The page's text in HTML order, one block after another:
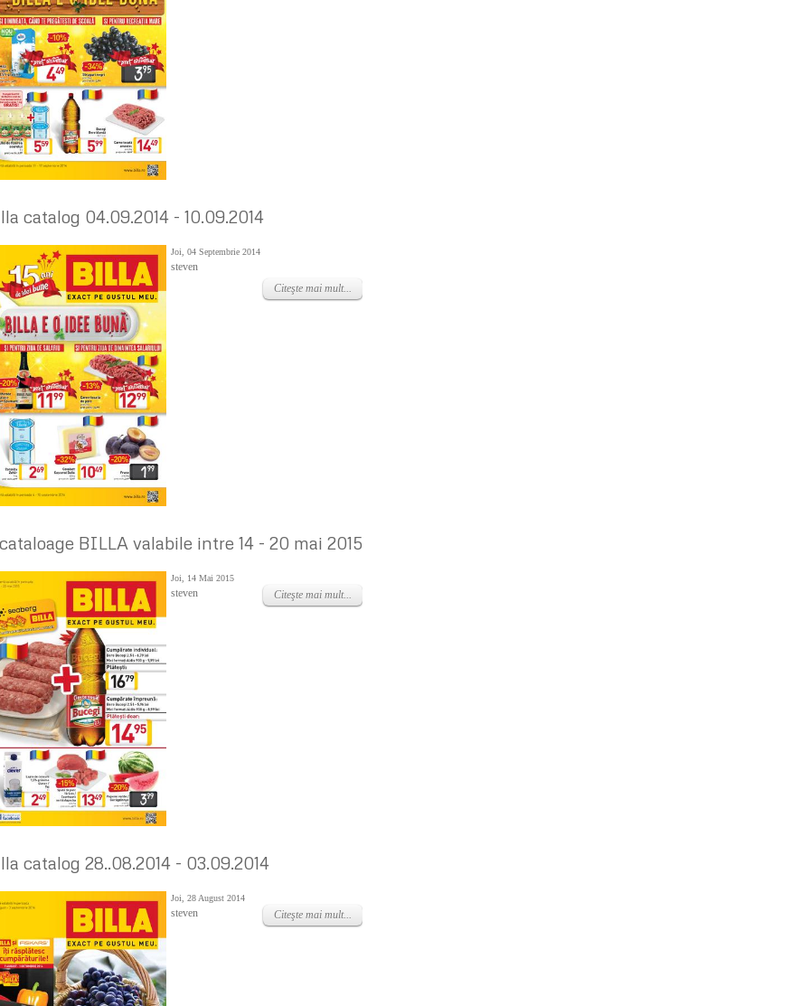
catalog 04.09.2014 - 10.09.2014
Joi, 04 Septembrie 2014
steven
Citeşte mai mult...
BILLA valabile intre 14 - 20 mai 2015
Joi, 14 Mai 2015
steven Citeşte mai mult...
catalog 28..08.2014 - 03.09.2014
Joi, 28 August 2014
steven Citeşte mai mult...